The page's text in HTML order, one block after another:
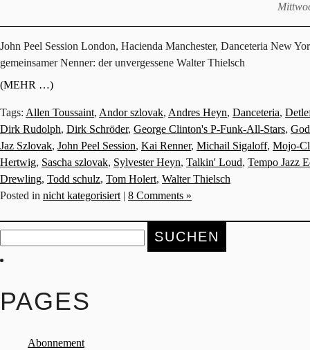
John Peel Session London, Hacienda Manchester, Danceteria New
gemeinsamer Nenner: der unvergessene Walter Thielsch
(MEHR …)
Tags: Allen Toussaint, Andor szlovak, Andres Heyn, Danceteria,
Dirk Rudolph, Dirk Schröder, George Clinton's P-Funk-All-Stars,
Jaz Szlovak, John Peel Session, Kai Renner, Michail Sigaloff, Mojo-
Hertwig, Sascha szlovak, Sylvester Heyn, Talkin' Loud, Tempo Jazz
Drewling, Todd schulz, Tom Holert, Walter Thielsch
Posted in nicht kategorisiert| 8 Comments »
Suche
nach:
PAGES
Abonnement